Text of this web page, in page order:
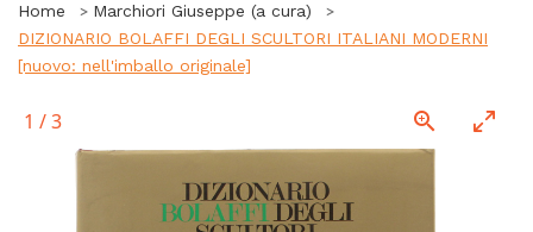
Home
Marchiori Giuseppe (a cura)
DIZIONARIO BOLAFFI DEGLI SCULTORI ITALIANI MODERNI
[nuovo: nell'imballo originale]
1 /3